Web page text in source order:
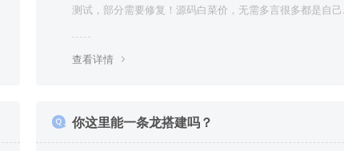
测试，部分需要修复！源码白菜价，无需多言很多都是自己
查看详情
你这里能一条龙搭建吗？